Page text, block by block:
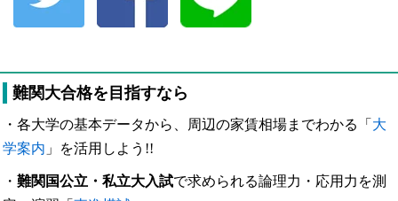
難関大合格を目指すなら
・各大学の基本データから、周辺の家賃相場までわかる「 大
学案内 」を活用しよう!!
・ 難関国公立・私立大入試で求められる論理力・応用力を測